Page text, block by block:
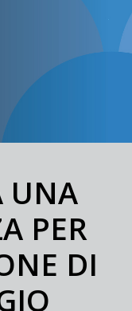
UNA
PER
DI